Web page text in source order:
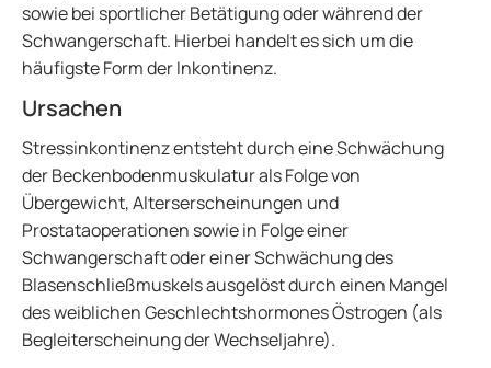
sowie bei sportlicher Betätigung oder während der
Schwangerschaft. Hierbei handelt es sich um die
häufigste Form der Inkontinenz.
Ursachen
Stressinkontinenz entsteht durch eine Schwächung
der Beckenbodenmuskulatur als Folge von
Übergewicht, Alterserscheinungen und
Prostataoperationen sowie in Folge einer
Schwangerschaft oder einer Schwächung des
Blasenschließmuskels ausgelöst durch einen Mangel
des weiblichen Geschlechtshormones Östrogen (als
Begleiterscheinung der Wechseljahre).